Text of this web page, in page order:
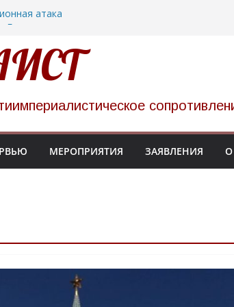
атака
тюрьмах
однодневную
МЕРОПРИЯТИЯ ЗАЯВЛЕНИЯ О